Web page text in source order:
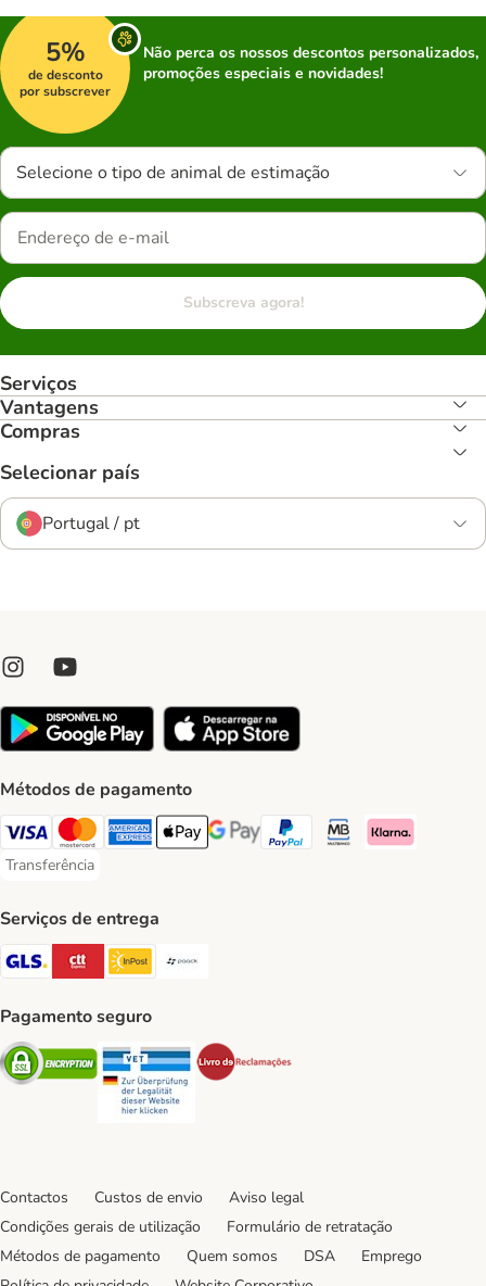
5%
de desconto
por subscrever
Não perca os nossos descontos personalizados,
promoções especiais e novidades!
Selecione o tipo de animal de estimação
Subscreva agora!
Serviços
Vantagens
Compras
Selecionar país
Portugal / pt
Métodos de pagamento
Visa Payment Method
Mastercard Payment Method
American Express Payment Method
Apple Pay Payment Method
Google Pay Payment Method
PayPal Payment Method
Multibanco Payment
Klarna Payment
Transferência
Transferência Payment Method
Serviços de entrega
GLS Shipping Method
CTTExpress Shipping Method
InPost Shipping Method
Pagamento seguro
Security Security
Contactos Custos de envio
Aviso legal
Condições gerais de utilização
Formulário de retratação
Métodos de pagamento
Quem somos DSA
Emprego